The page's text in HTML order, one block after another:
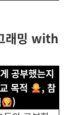
래밍 with
공부했는지
목적
, 참
)